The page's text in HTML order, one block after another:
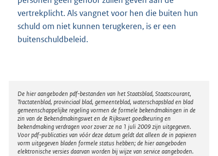
vertrekplicht. Als vangnet voor hen die buiten hun
schuld om niet kunnen terugkeren, is er een
buitenschuldbeleid.
Disclaimer
De hier aangeboden pdf-bestanden van het Staatsblad, Staatscourant,
Tractatenblad, provinciaal blad, gemeenteblad, waterschapsblad en blad
gemeenschappelijke regeling vormen de formele bekendmakingen in de
zin van de Bekendmakingswet en de Rijkswet goedkeuring en
bekendmaking verdragen voor zover ze na 1 juli 2009 zijn uitgegeven.
Voor pdf-publicaties van vóór deze datum geldt dat alleen de in papieren
vorm uitgegeven bladen formele status hebben; de hier aangeboden
elektronische versies daarvan worden bij wijze van service aangeboden.